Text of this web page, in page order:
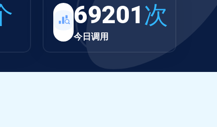
69201次
今日调用